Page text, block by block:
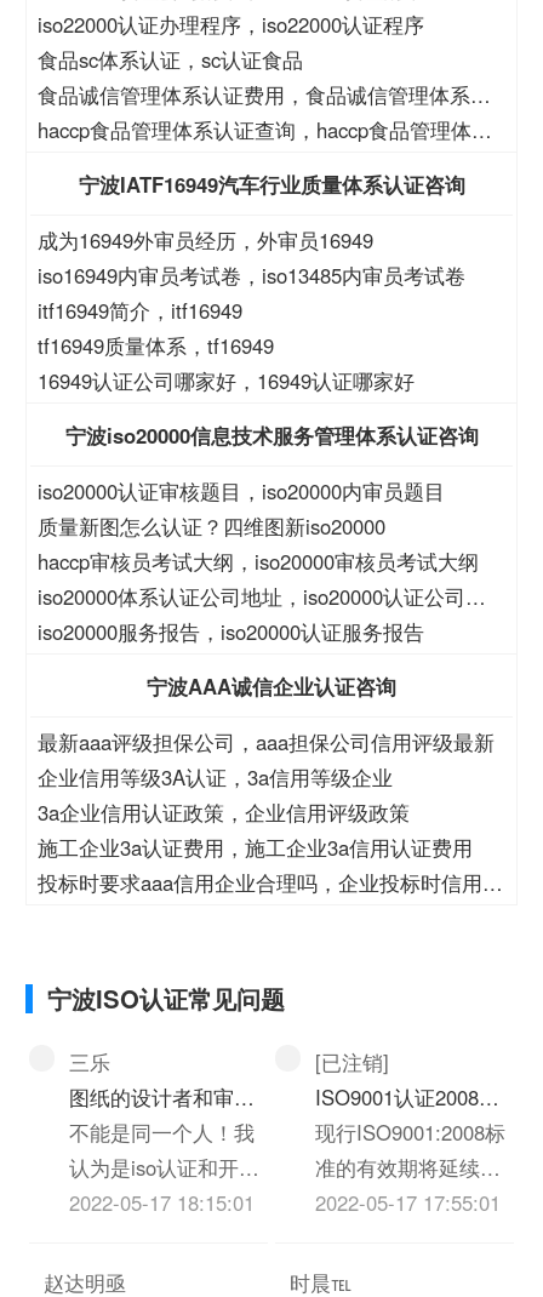
iso22000认证办理程序，iso22000认证程序
食品sc体系认证，sc认证食品
食品诚信管理体系认证费用，食品诚信管理体系认
证大概费用
haccp食品管理体系认证查询，haccp食品管理体系
宁波IATF16949汽车行业质量体系认证咨询
成为16949外审员经历，外审员16949
iso16949内审员考试卷，iso13485内审员考试卷
itf16949简介，itf16949
tf16949质量体系，tf16949
16949认证公司哪家好，16949认证哪家好
宁波iso20000信息技术服务管理体系认证咨询
iso20000认证审核题目，iso20000内审员题目
质量新图怎么认证？四维图新iso20000
haccp审核员考试大纲，iso20000审核员考试大纲
iso20000体系认证公司地址，iso20000认证公司地
址
iso20000服务报告，iso20000认证服务报告
宁波AAA诚信企业认证咨询
最新aaa评级担保公司，aaa担保公司信用评级最新
企业信用等级3A认证，3a信用等级企业
3a企业信用认证政策，企业信用评级政策
施工企业3a认证费用，施工企业3a信用认证费用
投标时要求aaa信用企业合理吗，企业投标时信用等
宁波ISO认证常见问题
三乐
图纸的设计者和审批
同一个人吗？对应
ISO9001中的那个条
款
不能是同一个人！我
认为是iso认证和开发
确认7.3.6
2022-05-17 18:15:01
赵达明亟
[已注销]
ISO9001认证2008版
标准什么时候过期？
现行ISO9001:2008标
准的有效期将延续至
2018年9月23日。
ISO9001:2015标准将
2022-05-17 17:55:01
时晨℡